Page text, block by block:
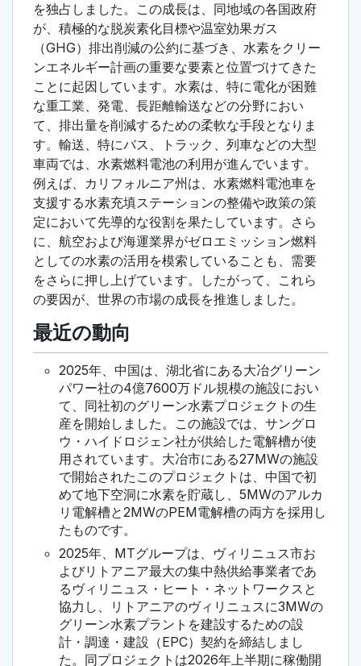
を独占しました。この成長は、同地域の各国政府
が、積極的な脱炭素化目標や温室効果ガス
（GHG）排出削減の公約に基づき、水素をクリー
ンエネルギー計画の重要な要素と位置づけてきた
ことに起因しています。水素は、特に電化が困難
な重工業、発電、長距離輸送などの分野におい
て、排出量を削減するための柔軟な手段となりま
す。輸送、特にバス、トラック、列車などの大型
車両では、水素燃料電池の利用が進んでいます。
例えば、カリフォルニア州は、水素燃料電池車を
支援する水素充填ステーションの整備や政策の策
定において先導的な役割を果たしています。さら
に、航空および海運業界がゼロエミッション燃料
としての水素の活用を模索していることも、需要
をさらに押し上げています。したがって、これら
の要因が、世界の市場の成長を推進しました。
最近の動向
2025年、中国は、湖北省にある大冶グリーン
パワー社の4億7600万ドル規模の施設におい
て、同社初のグリーン水素プロジェクトの生
産を開始しました。この施設では、サングロ
ウ・ハイドロジェン社が供給した電解槽が使
用されています。大冶市にある27MWの施設
で開始されたこのプロジェクトは、中国で初
めて地下空洞に水素を貯蔵し、5MWのアルカ
リ電解槽と2MWのPEM電解槽の両方を採用し
たものです。
2025年、MTグループは、ヴィリニュス市お
よびリトアニア最大の集中熱供給事業者であ
るヴィリニュス・ヒート・ネットワークスと
協力し、リトアニアのヴィリニュスに3MWの
グリーン水素プラントを建設するための設
計・調達・建設（EPC）契約を締結しまし
た。同プロジェクトは2026年上半期に稼働開